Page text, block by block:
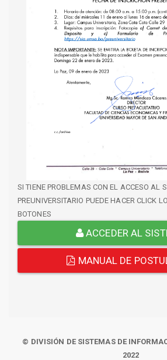
SI TIENE PROBLEMAS CON EL ACCESO AL
PREUNIVERSITARIO PUEDE HACER CLICK
BOTONES
ACCEDER AL
MANUAL DE
© DIVISIÓN DE SISTEMAS DE
2022